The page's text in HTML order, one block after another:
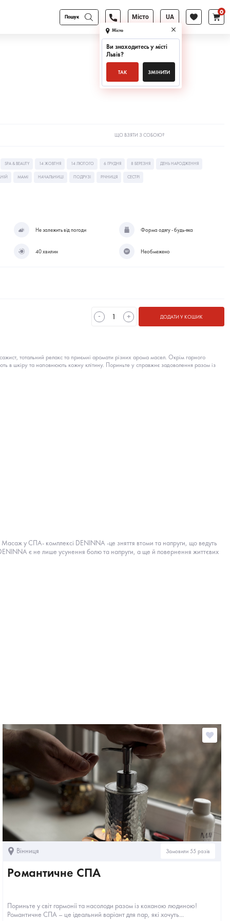
Products
search
Місто
Місто
Ви знаходитесь у місті
Львів?
ТАК ЗМІНИТИ
UA
0
ЩО ВЗЯТИ З СОБОЮ?
SPA & BEAUTY 14 ЖОВТНЯ 14 ЛЮТОГО 6 ГРУДНЯ 8 БЕРЕЗНЯ ДЕНЬ НАРОДЖЕННЯ
МАМІ НАЧАЛЬНИЦІ ПОДРУЗІ РІЧНИЦЯ СЕСТРІ
Не залежить від погоди Форма одягу - будь-яка
40 хвилин Необмежено
- + ДОДАТИ У КОШИК
тотальний релакс та приємні аромати різних арома масел. Окрім гарного
в шкіру та наповнюють кожну клітину. Пориньте у справжнє задоволення разом із
Масаж у СПА- комплексі DENINNA -це зняття втоми та напруги, що ведуть
є не лише усунення болю та напруги, а ще й повернення життєвих
Вінниця Замовили 55 разів
Романтичне СПА
Пориньте у світ гармонії та насолоди разом із коханою людиною!
Романтичне СПА – це ідеальний варіант для пар, які хочуть...